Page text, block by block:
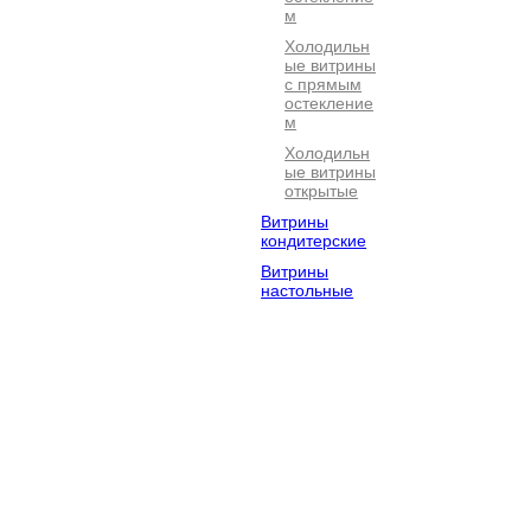
м
Холодильн
ые витрины
с прямым
остекление
м
Холодильн
ые витрины
открытые
Витрины
кондитерские
Витрины
настольные